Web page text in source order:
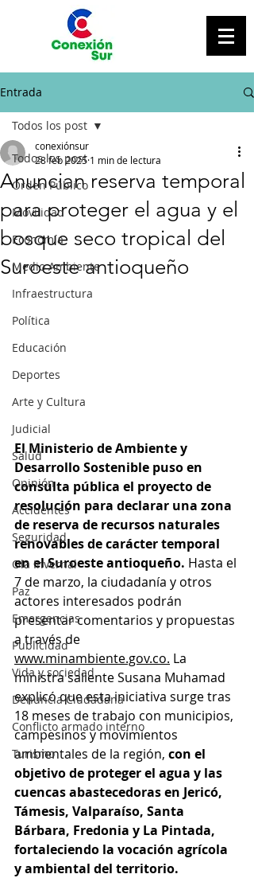
Entrada
Todos los post
Orden Público
Movilidad
Economía
Medio Ambiente
Infraestructura
Política
Educación
Deportes
Arte y Cultura
Judicial
Salud
Opinión
Accidentes
Seguridad
Ola Invernal
Paz
Emergencias
Publicidad
Vida y sociedad
Denuncia Ciudadana
Conflicto armado interno
Turismo
Todos los post
Anuncian reserva temporal
para proteger el agua y el
bosque seco tropical del
Suroeste antioqueño
conexiónsur
28 feb 2025 1 min de lectura
El Ministerio de Ambiente y
Desarrollo Sostenible puso en
consulta pública el proyecto de
resolución para declarar una zona
de reserva de recursos naturales
renovables de carácter temporal
en el Suroeste antioqueño. Hasta el
7 de marzo, la ciudadanía y otros
actores interesados podrán
presentar comentarios y propuestas
a través de
www.minambiente.gov.co. La
ministra saliente Susana Muhamad
explicó que esta iniciativa surge tras
18 meses de trabajo con municipios,
campesinos y movimientos
ambientales de la región, con el
objetivo de proteger el agua y las
cuencas abastecedoras en Jericó,
Támesis, Valparaíso, Santa
Bárbara, Fredonia y La Pintada,
fortaleciendo la vocación agrícola
y ambiental del territorio.